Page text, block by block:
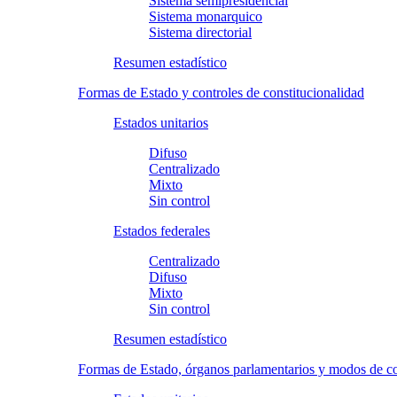
Sistema monarquico
Sistema directorial
Resumen estadístico
Formas de Estado y controles de constitucionalidad
Estados unitarios
Difuso
Centralizado
Mixto
Sin control
Estados federales
Centralizado
Difuso
Mixto
Sin control
Resumen estadístico
Formas de Estado, órganos parlamentarios y modos de